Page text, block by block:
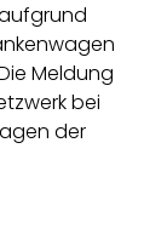
Meldung
bei
der